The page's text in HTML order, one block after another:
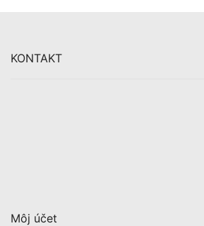
KONTAKT
Môj účet